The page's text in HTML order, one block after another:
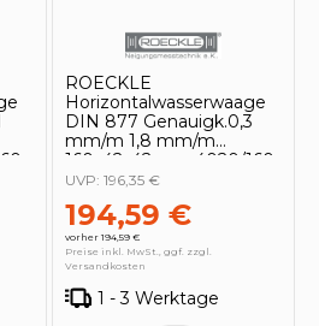
ROECKLE
Horizontalwasserwaage
DIN 877 Genauigk.0,3
mm/m 1,8 mm/m
160x42x42cm - 4020/160
194,59 €
vorher 194,59 €
UVP: 196,35 €
Preise inkl. MwSt., ggf. zzgl.
Versandkosten
1 - 3 Werktage